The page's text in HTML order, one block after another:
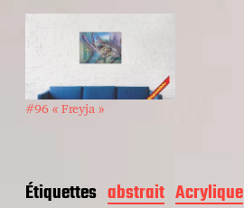
#96 « Freyja »
Étiquettes abstrait Acrylique